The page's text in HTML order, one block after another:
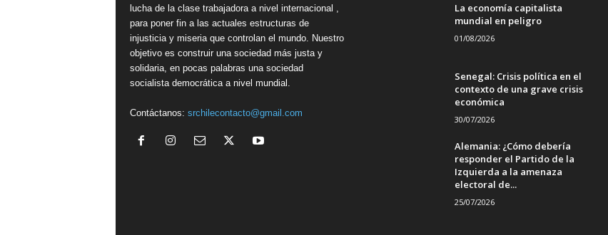
lucha de la clase trabajadora a nivel internacional ,
para poner fin a las actuales estructuras de
injusticia y miseria que controlan el mundo. Nuestro
objetivo es construir una sociedad más justa y
solidaria, en pocas palabras una sociedad
socialista democrática a nivel mundial.
Contáctanos: srchilecontacto@gmail.com
La economía capitalista
mundial en peligro
01/08/2026
Senegal: Crisis política en el
contexto de una grave crisis
económica
30/07/2026
Alemania: ¿Cómo debería
responder el Partido de la
Izquierda a la amenaza
electoral de...
25/07/2026